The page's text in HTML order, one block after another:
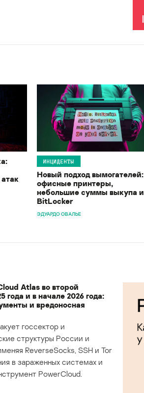
ИНЦИДЕНТЫ
Новый подход вымогателей:
офисные принтеры,
небольшие суммы выкупа и
BitLocker
ЭДУАРДО ОВАЛЬЕ
Atlas во второй
года и в начале 2026 года:
и вредоносная
госсектор и
структуры России и
ReverseSocks, SSH и Tor
в зараженных системах и
PowerCloud.